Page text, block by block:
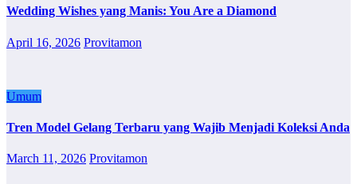
Wedding Wishes yang Manis: You Are a Diamond
April 16, 2026 Provitamon
Umum
Tren Model Gelang Terbaru yang Wajib Menjadi Koleksi Anda
March 11, 2026 Provitamon